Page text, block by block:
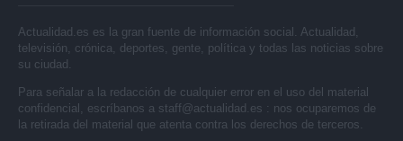
Actualidad.es es la gran fuente de información social. Actualidad,
televisión, crónica, deportes, gente, política y todas las noticias sobre
su ciudad.
Para señalar a la redacción de cualquier error en el uso del material
confidencial, escríbanos a staff@actualidad.es : nos ocuparemos de
la retirada del material que atenta contra los derechos de terceros.